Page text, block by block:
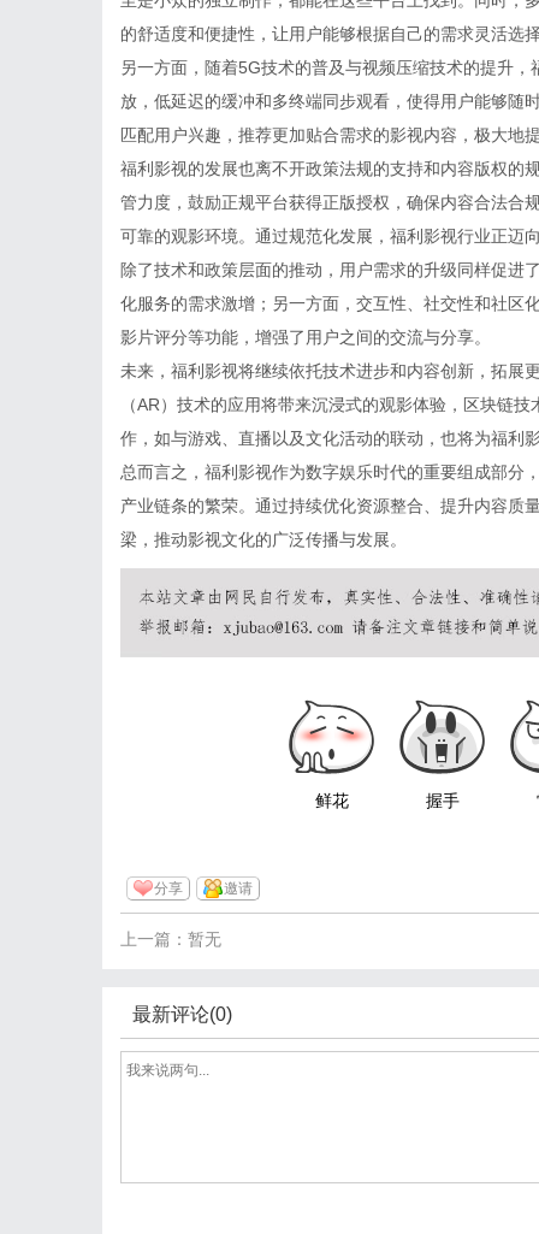
的舒适度和便捷性，让用户能够根据自己的需求灵活选
另一方面，随着5G技术的普及与视频压缩技术的提升
放，低延迟的缓冲和多终端同步观看，使得用户能够随
匹配用户兴趣，推荐更加贴合需求的影视内容，极大地
福利影视的发展也离不开政策法规的支持和内容版权的
管力度，鼓励正规平台获得正版授权，确保内容合法合
可靠的观影环境。通过规范化发展，福利影视行业正迈
除了技术和政策层面的推动，用户需求的升级同样促进
化服务的需求激增；另一方面，交互性、社交性和社区
影片评分等功能，增强了用户之间的交流与分享。
未来，福利影视将继续依托技术进步和内容创新，拓展
（AR）技术的应用将带来沉浸式的观影体验，区块链
作，如与游戏、直播以及文化活动的联动，也将为福利
总而言之，福利影视作为数字娱乐时代的重要组成部分
产业链条的繁荣。通过持续优化资源整合、提升内容质
梁，推动影视文化的广泛传播与发展。
鲜花 握手
分享 邀请
上一篇：暂无
最新评论(0)